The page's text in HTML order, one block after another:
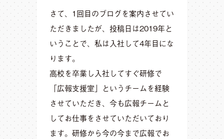
さて、1回目のブログを案内させてい
ただきましたが、投稿日は2019年と
いうことで、私は入社して4年目にな
ります。
高校を卒業し入社してすぐ研修で
「広報支援室」というチームを経験
させていただき、今も広報チームと
してお仕事をさせていただいており
ます。研修から今の今まで広報でお